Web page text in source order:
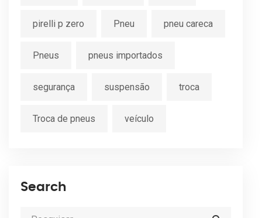
pirelli p zero Pneu pneu careca
Pneus pneus importados
segurança suspensão troca
Troca de pneus veículo
Search